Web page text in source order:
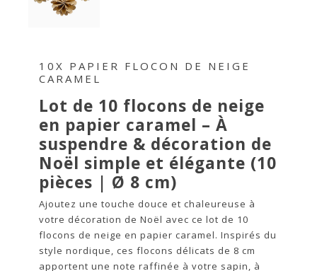
10X PAPIER FLOCON DE NEIGE
CARAMEL
Lot de 10 flocons de neige
en papier caramel – À
suspendre & décoration de
Noël simple et élégante (10
pièces | Ø 8 cm)
Ajoutez une touche douce et chaleureuse à
votre décoration de Noël avec ce lot de 10
flocons de neige en papier caramel. Inspirés du
style nordique, ces flocons délicats de 8 cm
apportent une note raffinée à votre sapin, à